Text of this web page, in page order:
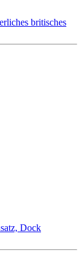
britisches
Dock